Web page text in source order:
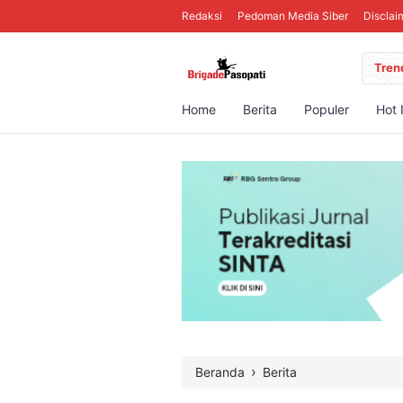
Redaksi Pedoman Media Siber
Home Berita Populer Hot
Beranda › Berita